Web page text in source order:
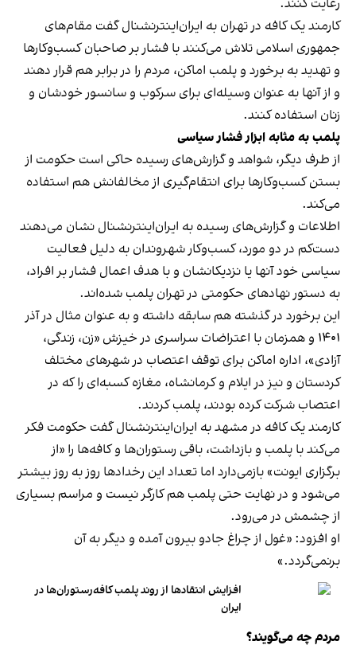
رعایت کنند.
کارمند یک کافه در تهران به ایران‌اینترنشنال گفت مقام‌های
جمهوری اسلامی تلاش می‌کنند با فشار بر صاحبان کسب‌وکارها
و تهدید به برخورد و پلمب اماکن، مردم را در برابر هم قرار دهند
و از آنها به عنوان وسیله‌ای برای سرکوب و سانسور خودشان و
زنان استفاده کنند.
پلمب به مثابه ابزار فشار سیاسی
از طرف دیگر، شواهد و گزارش‌های رسیده حاکی است حکومت از
بستن کسب‌وکارها برای انتقام‌گیری از مخالفانش هم استفاده
می‌کند.
اطلاعات و گزارش‌های رسیده به ایران‌اینترنشنال نشان می‌دهند
دست‌کم در دو مورد، کسب‌وکار شهروندان به دلیل فعالیت
سیاسی خود آنها یا نزدیکانشان و با هدف اعمال فشار بر افراد،
به دستور نهادهای حکومتی در تهران پلمب شده‌اند.
این برخورد در گذشته هم سابقه داشته و به عنوان مثال در آذر
۱۴۰۱ و همزمان با اعتراضات سراسری در خیزش «زن، زندگی،
آزادی»، اداره اماکن برای توقف اعتصاب در شهرهای مختلف
کردستان و نیز در ایلام و کرمانشاه، مغازه کسبه‌ای را که در
اعتصاب شرکت کرده بودند، پلمب کردند.
کارمند یک کافه در مشهد به ایران‌اینترنشنال گفت حکومت فکر
می‌کند با پلمب و بازداشت، باقی رستوران‌ها و کافه‌ها را «از
برگزاری ایونت» بازمی‌دارد اما تعداد این رخدادها روز به روز بیشتر
می‌شود و در نهایت حتی پلمب هم کارگر نیست و مراسم بسیاری
از چشمش در می‌رود.
او افزود: «غول از چراغ جادو بیرون آمده و دیگر به آن
برنمی‎‌گردد.»
افزایش انتقادها از روند پلمب کافه‌رستوران‌ها در
ایران
مردم چه می‌گویند؟